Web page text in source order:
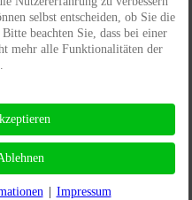
selbst entscheiden, ob Sie die
beachten Sie, dass bei einer
mehr alle Funktionalitäten der
| Impressum